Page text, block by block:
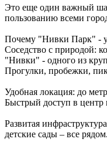
Это еще один важный
пользованию всеми
Почему "Нивки Парк" -
Соседство с природой:
"Нивки" - одного из
Прогулки, пробежки,
Удобная локация: до
Быстрый доступ в центр
Развитая
детские сады – все рядом.